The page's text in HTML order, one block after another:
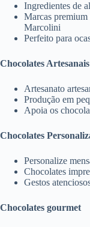
Ingredientes de
Marcas
Marcolini
Perfeito para
Chocolates Artesanais
Artesanato
Produção em
Apoia os
Chocolates
Personalize
Chocolates
Gestos
Chocolates gourmet